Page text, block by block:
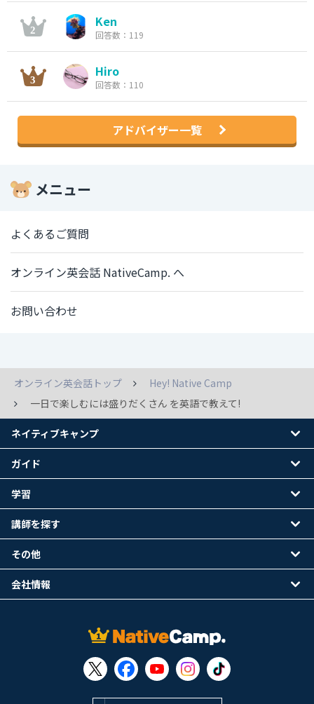
Ken
回答数：119
Hiro
回答数：110
アドバイザー一覧
メニュー
よくあるご質問
オンライン英会話 NativeCamp. へ
お問い合わせ
オンライン英会話トップ
Hey! Native Camp
一日で楽しむには盛りだくさん を英語で教えて!
ネイティブキャンプ
ガイド
学習
講師を探す
その他
会社情報